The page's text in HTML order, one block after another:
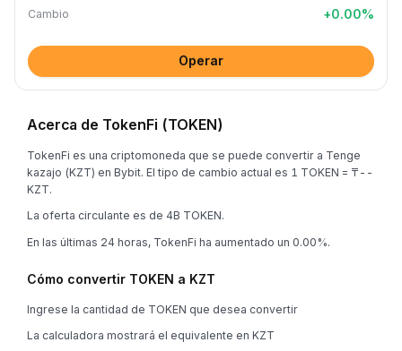
Cambio +0.00%
Operar
Acerca de TokenFi (TOKEN)
TokenFi es una criptomoneda que se puede convertir a Tenge
kazajo (KZT) en Bybit. El tipo de cambio actual es 1 TOKEN = ₸--
KZT.
La oferta circulante es de 4B TOKEN.
En las últimas 24 horas, TokenFi ha aumentado un 0.00%.
Cómo convertir TOKEN a KZT
Ingrese la cantidad de TOKEN que desea convertir
La calculadora mostrará el equivalente en KZT